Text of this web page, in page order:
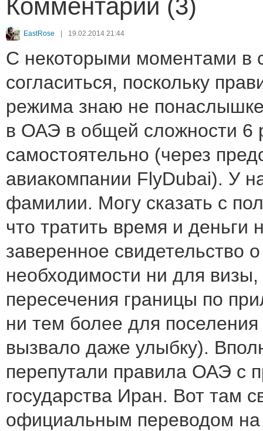
Комментарии (3)
EastRose 19.02.2014 21:44
С некоторыми моментами в
согласиться, поскольку
режима знаю не
в ОАЭ в общей сложности 6
самостоятельно (через
авиакомпании FlyDubai). У
фамилии. Могу сказать с
что тратить время и деньги
заверенное свидетельство
необходимости ни для
пересечения границы по
ни тем более для поселения
вызвало даже улыбку).
перепутали правила ОАЭ с
государства Иран. Вот там
официальным переводом на